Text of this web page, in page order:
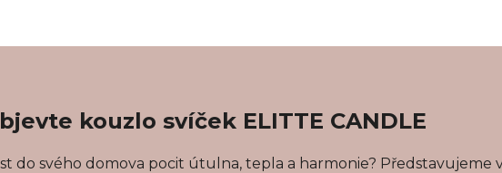
kouzlo svíček ELITTE CANDLE
do svého domova pocit útulna, tepla a harmonie? Představujeme